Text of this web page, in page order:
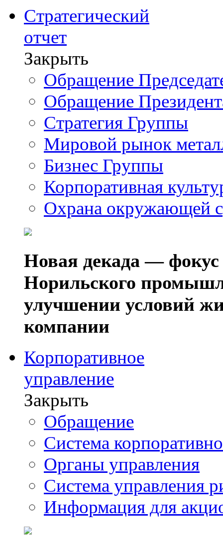
Стратегический
отчет
Закрыть
Обращение
Обращение
Стратегия Группы
Мировой рынок
Бизнес Группы
Корпоративная
Охрана окружающей
Новая декада — фокус
Норильского
улучшении условий
компании
Корпоративное
управление
Закрыть
Обращение
Система
Органы управления
Система управления
Информация для